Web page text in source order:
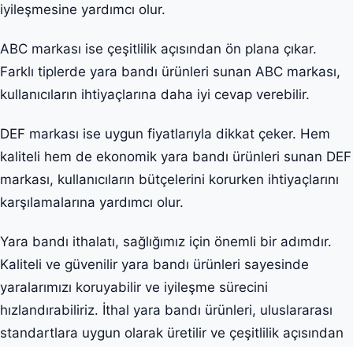
iyileşmesine yardımcı olur.
ABC markası ise çeşitlilik açısından ön plana çıkar.
Farklı tiplerde yara bandı ürünleri sunan ABC markası,
kullanıcıların ihtiyaçlarına daha iyi cevap verebilir.
DEF markası ise uygun fiyatlarıyla dikkat çeker. Hem
kaliteli hem de ekonomik yara bandı ürünleri sunan DEF
markası, kullanıcıların bütçelerini korurken ihtiyaçlarını
karşılamalarına yardımcı olur.
Yara bandı ithalatı, sağlığımız için önemli bir adımdır.
Kaliteli ve güvenilir yara bandı ürünleri sayesinde
yaralarımızı koruyabilir ve iyileşme sürecini
hızlandırabiliriz. İthal yara bandı ürünleri, uluslararası
standartlara uygun olarak üretilir ve çeşitlilik açısından